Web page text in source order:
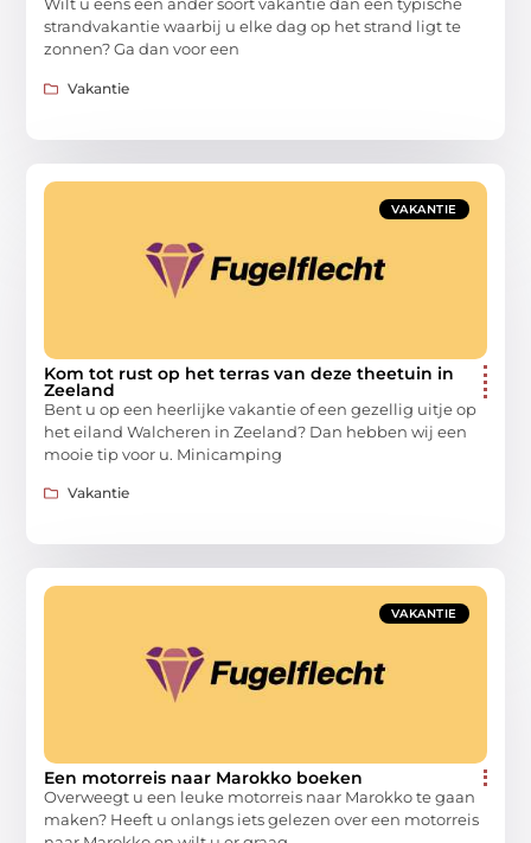
Wilt u eens een ander soort vakantie dan een typische
strandvakantie waarbij u elke dag op het strand ligt te
zonnen? Ga dan voor een
Vakantie
VAKANTIE
Kom tot rust op het terras van deze theetuin in
Zeeland
Bent u op een heerlijke vakantie of een gezellig uitje op
het eiland Walcheren in Zeeland? Dan hebben wij een
mooie tip voor u. Minicamping
Vakantie
VAKANTIE
Een motorreis naar Marokko boeken
Overweegt u een leuke motorreis naar Marokko te gaan
maken? Heeft u onlangs iets gelezen over een motorreis